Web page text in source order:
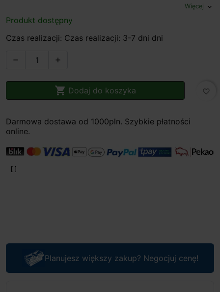
Więcej expand_more
Produkt dostępny
Czas realizacji: Czas realizacji: 3-7 dni dni
 
 Dodaj do koszyka favorite_border
Darmowa dostawa od 1000pln. Szybkie płatności
online.
Planujesz większy zakup? Negocjuj cenę!